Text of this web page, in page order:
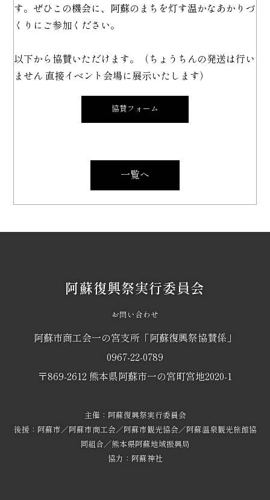
す。ぜひこの機会に、阿蘇のまちを灯す温かなあかりづ
くりにご参加ください。
以下から協賛いただけます。（ちょうちんの発送は行い
ません 直接イベント会場に展示いたします）
協賛フォーム
一覧へ
阿蘇復興祭実行委員会
お問い合わせ
阿蘇市商工会一の宮支所「阿蘇復興祭協賛係」
0967-22-0789
〒869-2612 熊本県阿蘇市一の宮町宮地2020-1
主催：阿蘇復興祭実行委員会
後援：阿蘇市／阿蘇市商工会／阿蘇市観光協会／阿蘇温泉観光旅館協
同組合／熊本県阿蘇地域振興局
協力：阿蘇神社